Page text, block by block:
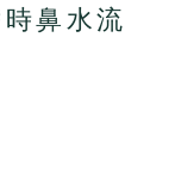
鼻水流